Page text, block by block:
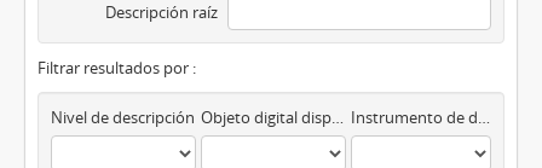
Descripción raíz
Filtrar resultados por :
Nivel de descripción Objeto digital disponibles Instrumento de descripción